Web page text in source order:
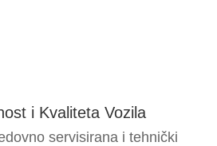
i Kvaliteta Vozila
servisirana i tehnički